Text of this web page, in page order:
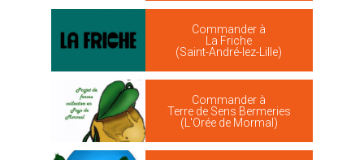
Commander à
La Friche
(Saint-André-lez-Lille)
Commander à
Terre de Sens Bermeries
(L'Orée de Mormal)